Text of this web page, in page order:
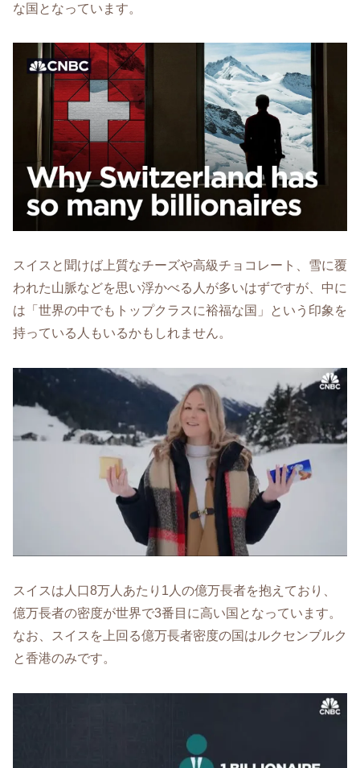
な国となっています。
スイスと聞けば上質なチーズや高級チョコレート、雪に覆
われた山脈などを思い浮かべる人が多いはずですが、中に
は「世界の中でもトップクラスに裕福な国」という印象を
持っている人もいるかもしれません。
スイスは人口8万人あたり1人の億万長者を抱えており、
億万長者の密度が世界で3番目に高い国となっています。
なお、スイスを上回る億万長者密度の国はルクセンブルク
と香港のみです。